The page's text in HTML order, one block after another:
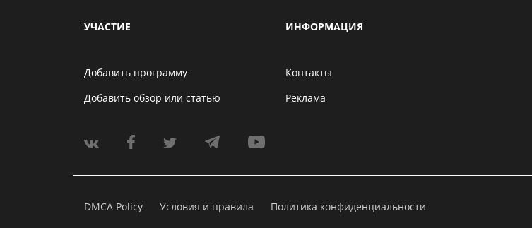
УЧАСТИЕ
Добавить программу
Добавить обзор или статью
ИНФОРМАЦИЯ
Контакты
Реклама
DMCA Policy Условия и правила
Политика конфиденциальности